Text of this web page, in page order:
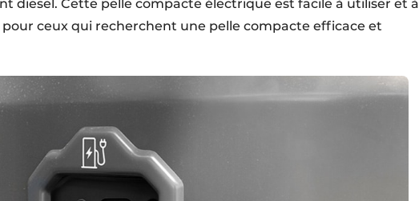
diesel. Cette pelle compacte électrique est facile à utiliser et à
ceux qui recherchent une pelle compacte efficace et